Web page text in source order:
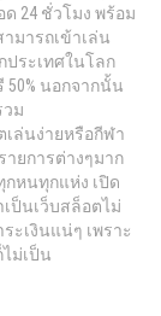
24 ชั่วโมง พร้อม
มารถเข้าเล่น
ระเทศในโลก
นอกจากนั้น
ม
เล่นง่ายหรือกีฬา
ยการต่างๆมาก
กหนทุกแห่ง เปิด
ป็นเว็บสล็อตไม่
ะเงินแน่ๆ เพราะ
ม่เป็น